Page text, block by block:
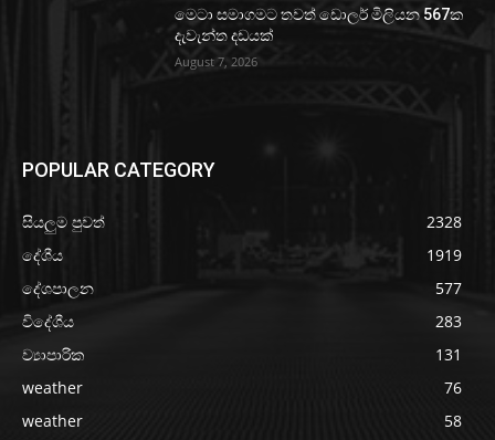
මෙටා සමාගමට තවත් ඩොලර් මිලියන 567ක
දැවැන්ත දඩයක්
August 7, 2026
POPULAR CATEGORY
සියලුම පුවත්
2328
දේශීය
1919
දේශපාලන
577
විදේශීය
283
ව්‍යාපාරික
131
weather
76
weather
58